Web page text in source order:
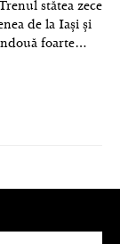
stătea zece
de la Iași și
foarte…